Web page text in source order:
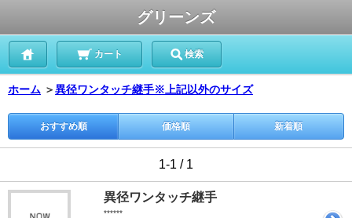
グリーンズ
カート 検索
ホーム ＞異径ワンタッチ継手※上記以外のサイズ
おすすめ順 価格順 新着順
1-1 / 1
異径ワンタッチ継手
******